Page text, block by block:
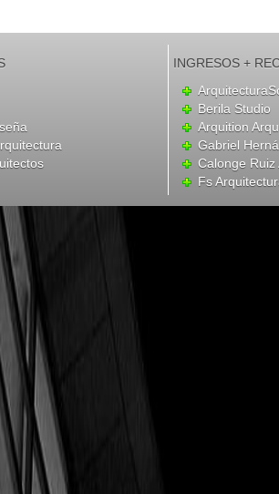
INGRESOS +
Berila Studio
Arquition
Gabriel
Calonge Ruiz
Fs